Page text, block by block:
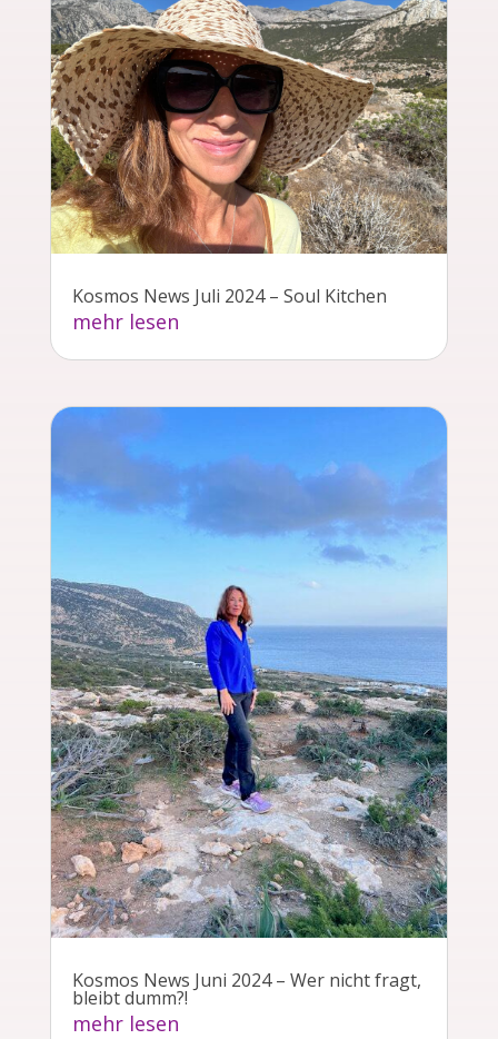
Kosmos News Juli 2024 – Soul Kitchen
mehr lesen
Kosmos News Juni 2024 – Wer nicht fragt,
bleibt dumm?!
mehr lesen